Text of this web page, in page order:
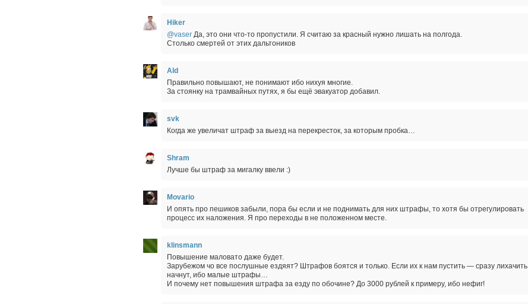
Hiker
@vaser Да, это они что-то пропустили. Я считаю за красный нужно лишать на полгода.
Столько смертей от этих дальтоников
Ald
Правильно повышают, не понимают ибо нихуя многие.
За стоянку на трамвайных путях, я бы ещё эвакуатор добавил.
svk
Когда же увеличат штраф за выезд на перекресток, за которым пробка…
Shram
Лучше бы штраф за мигалку ввели :)
Movario
И опять про пешиков забыли, пора бы если и не поднимать для них штрафы, то хотя бы отрегулировать
процесс их наложения. Я про переходы в не положенном месте.
klinsmann
Повышение маловато даже будет.
Зарубежом чо все послушные ездяят? Штрафов боятся и только. Если их к нам пустить — сразу лихачить
начнут, ибо малые штрафы…
И почему нет повышения штрафа за езду по обочине? До 3000 рублей к примеру, ибо нефиг!